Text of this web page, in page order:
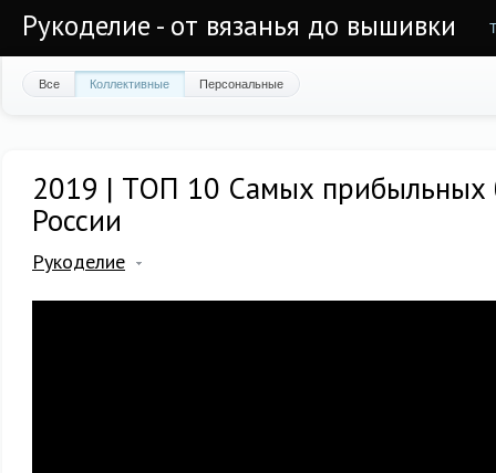
Рукоделие - от вязанья до вышивки
Все Коллективные Персональные
2019 | ТОП 10 Самых прибыльных
России
Рукоделие